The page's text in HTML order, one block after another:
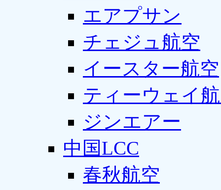
エアプサン
チェジュ航空
イースター航空
ティーウェイ
ジンエアー
中国LCC
春秋航空